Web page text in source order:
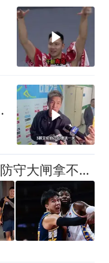
无人问津！广东男篮昔日防守大闸拿不到合同，上赛季曾单场砍19+5+3